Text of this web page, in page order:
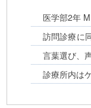
医学部2年
訪問診療に
言葉選び、
診療所内は